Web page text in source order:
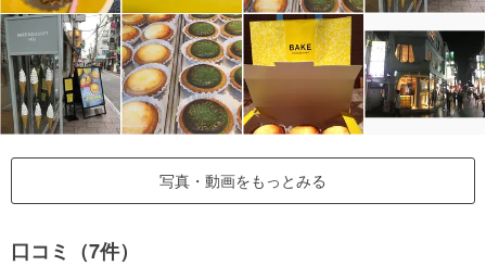
写真・動画をもっとみる
口コミ（7件）